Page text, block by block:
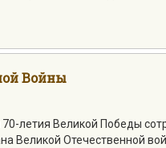
Войны
летия Великой Победы
Великой Отечественной